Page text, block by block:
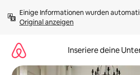
Inhalten
springenOriginal anzeigen
Inseriere deine